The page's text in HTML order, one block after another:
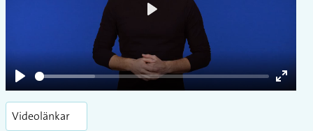
Play
Enter
Videolänkar